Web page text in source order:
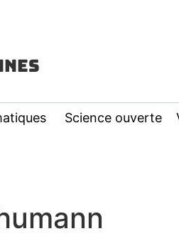
Science ouverte